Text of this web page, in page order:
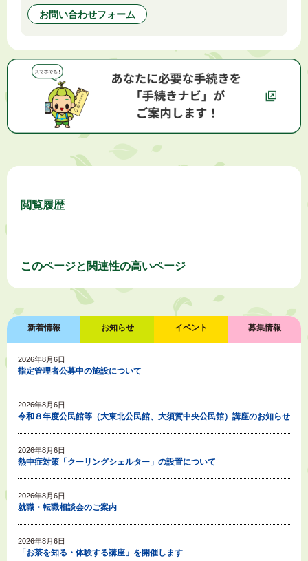
お問い合わせフォーム
閲覧履歴
このページと 関連性の高いページ
新着情報 お知らせ イベント 募集情報
2026年8月6日
指定管理者公募中の施設について
2026年8月6日
令和８年度公民館等（大東北公民館、大須賀中央公民館）講座のお知らせ
2026年8月6日
熱中症対策「クーリングシェルター」の設置について
2026年8月6日
就職・転職相談会のご案内
2026年8月6日
「お茶を知る・体験する講座」を開催します